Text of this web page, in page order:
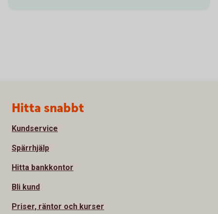
Sidfot
Hitta snabbt
Kundservice
Spärrhjälp
Hitta bankkontor
Bli kund
Priser, räntor och kurser